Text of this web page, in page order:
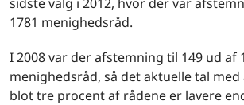
1781 menighedsråd.
I 2008 var der afstemning til 149 ud af
menighedsråd, så det aktuelle tal
blot tre procent af rådene er lavere